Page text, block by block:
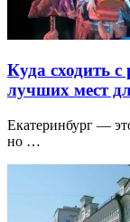
Куда сходить
лучших мест
Екатеринбург —
но …